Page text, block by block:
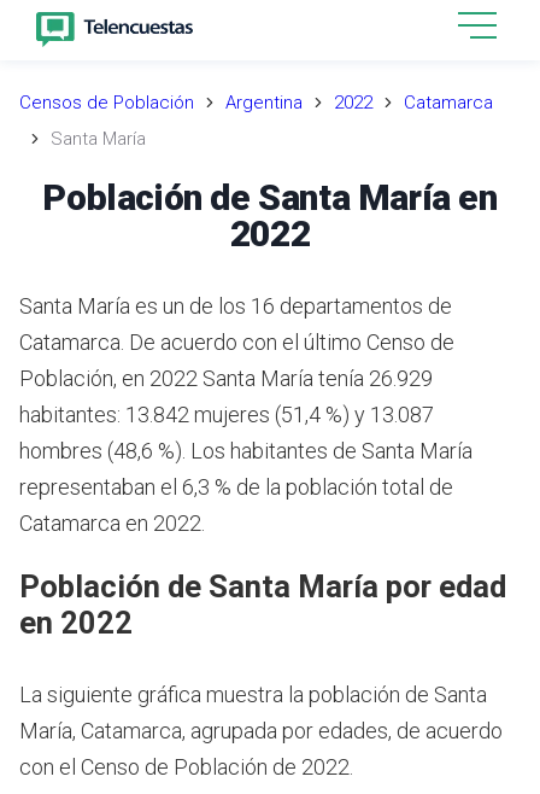
Censos de Población Argentina 2022
Catamarca
Santa María
Población de Santa María en
2022
Santa María es un de los 16 departamentos de
Catamarca. De acuerdo con el último Censo de
Población, en 2022 Santa María tenía 26.929
habitantes: 13.842 mujeres (51,4 %) y 13.087
hombres (48,6 %). Los habitantes de Santa María
representaban el 6,3 % de la población total de
Catamarca en 2022.
Población de Santa María por edad
en 2022
La siguiente gráfica muestra la población de Santa
María, Catamarca, agrupada por edades, de acuerdo
con el Censo de Población de 2022.